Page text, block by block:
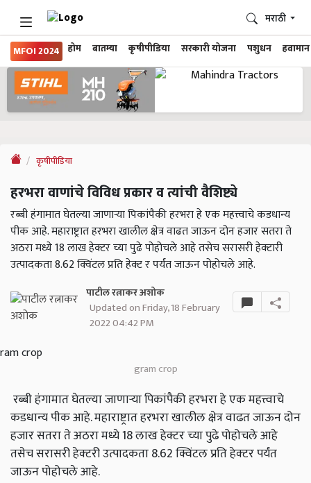
MFOI 2024 होम बातम्या कृषीपीडिया सरकारी योजना पशुधन हवामान
मराठी
कृषीपीडिया
हरभरा वाणांचे विविध प्रकार व त्यांची वैशिष्ट्ये
रब्बी हंगामात घेतल्या जाणाऱ्या पिकांपैकी हरभरा हे एक महत्त्वाचे कडधान्य
पीक आहे. महाराष्ट्रात हरभरा खालील क्षेत्र वाढत जाऊन दोन हजार सतरा ते
अठरा मध्ये 18 लाख हेक्टर च्या पुढे पोहोचले आहे तसेच सरासरी हेक्टारी
उत्पादकता 8.62 क्विंटल प्रति हेक्ट र पर्यंत जाऊन पोहोचले आहे.
पाटील रत्नाकर अशोक
Updated on Friday, 18 February
2022 04:42 PM
gram crop
रब्बी हंगामात घेतल्या जाणाऱ्या पिकांपैकी हरभरा हे एक महत्त्वाचे
कडधान्य पीक आहे. महाराष्ट्रात हरभरा खालील क्षेत्र वाढत जाऊन दोन
हजार सतरा ते अठरा मध्ये 18 लाख हेक्टर च्या पुढे पोहोचले आहे
तसेच सरासरी हेक्‍टरी उत्पादकता 8.62 क्विंटल प्रति हेक्‍टर पर्यंत
जाऊन पोहोचले आहे.